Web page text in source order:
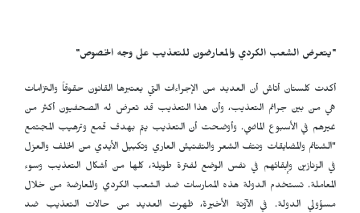
"يتعرض الشعب الكردي والمعارضون للتعذيب على وجه الخصوص"
أكدت كلستان أتاش أن العديد من الإجراءات التي يعتبرها القانون حقوقاً والتزامات
هي من بين جرائم التعذيب، وأن هذا التعذيب قد تعرض له الصحفيون أكثر من
غيرهم في الأسبوع الماضي. وأوضحت أن التعذيب يتم بهدف قمع وترهيب المجتمع
"الشتائم والمضايقات ونتف الشعر والتفتيش العاري وتكبيل الأيدي من الخلف والعزل
في الزنازين وإبقائهم في نفس الوضع لفترة طويلة، كلها من أشكال التعذيب وسوء
المعاملة. تستخدم الدولة هذه الممارسات ضد الشعب الكردي والمعارضة من خلال
مسؤولي الدولة. في الآونة الأخيرة، ظهرت العديد من حالات التعذيب ضد